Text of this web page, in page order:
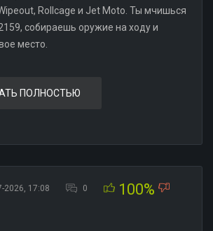
Rollcage и Jet Moto. Ты мчишься
собираешь оружие на ходу и
место.
ПОЛНОСТЬЮ
2026, 17:08 0 100%